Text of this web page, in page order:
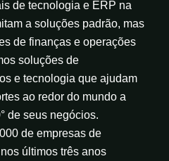
de tecnologia e ERP na
a soluções padrão, mas
de finanças e operações
soluções de
e tecnologia que ajudam
ao redor do mundo a
de seus negócios.
de empresas de
últimos três anos